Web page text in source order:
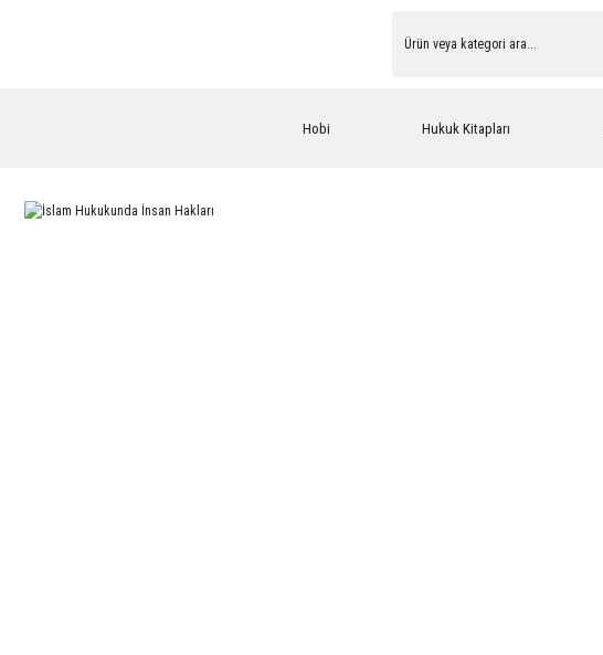
Hobi Hukuk Kitapları